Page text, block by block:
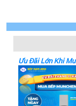
Ưu Đãi Lớn Khi